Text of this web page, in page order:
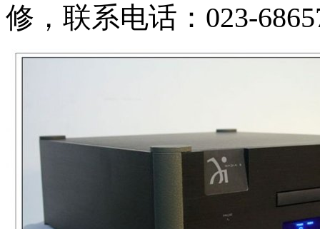
修，联系电话：023-